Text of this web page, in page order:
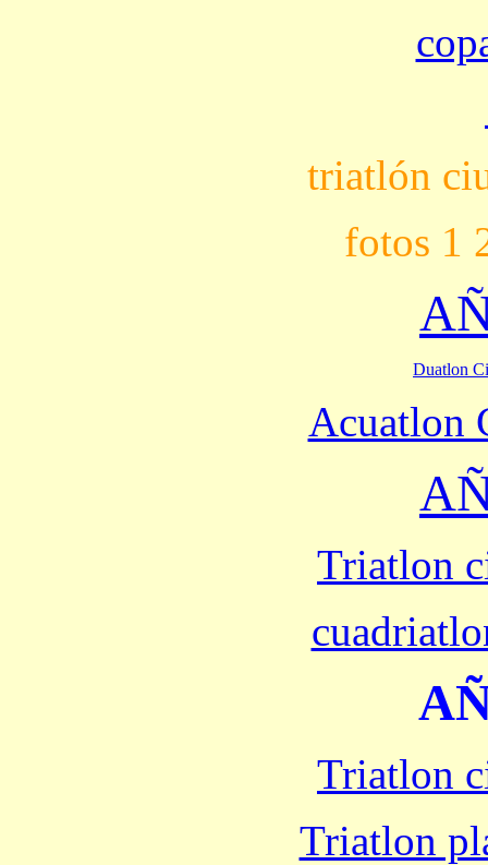
triatlón
fotos 1
Duatlon
Acuatlon
Triatlon
Triatlon
Triatlon